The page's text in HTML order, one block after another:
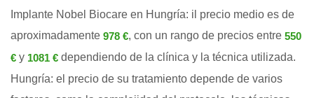
Implante Nobel Biocare en Hungría: il precio medio es de
aproximadamente 978 €, con un rango de precios entre 550
€ y 1081 € dependiendo de la clínica y la técnica utilizada.
Hungría: el precio de su tratamiento depende de varios